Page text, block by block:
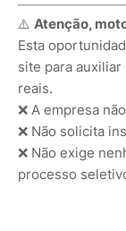
⚠️ Atenção,
Esta
site para
reais.
❌ A empresa
❌ Não solicita
❌ Não exige
processo